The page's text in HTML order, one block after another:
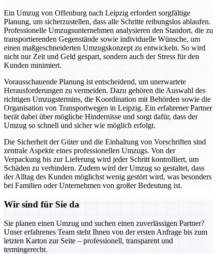
Ein Umzug von Offenburg nach Leipzig erfordert sorgfältige
Planung, um sicherzustellen, dass alle Schritte reibungslos ablaufen.
Professionelle Umzugsunternehmen analysieren den Standort, die zu
transportierenden Gegenstände sowie individuelle Wünsche, um
einen maßgeschneiderten Umzugskonzept zu entwickeln. So wird
nicht nur Zeit und Geld gespart, sondern auch der Stress für den
Kunden minimiert.
Vorausschauende Planung ist entscheidend, um unerwartete
Herausforderungen zu vermeiden. Dazu gehören die Auswahl des
richtigen Umzugstermins, die Koordination mit Behörden sowie die
Organisation von Transportwegen in Leipzig. Ein erfahrener Partner
berät dabei über mögliche Hindernisse und sorgt dafür, dass der
Umzug so schnell und sicher wie möglich erfolgt.
Die Sicherheit der Güter und die Einhaltung von Vorschriften sind
zentrale Aspekte eines professionellen Umzugs. Von der
Verpackung bis zur Lieferung wird jeder Schritt kontrolliert, um
Schäden zu verhindern. Zudem wird der Umzug so gestaltet, dass
der Alltag des Kunden möglichst wenig gestört wird, was besonders
bei Familien oder Unternehmen von großer Bedeutung ist.
Wir sind für Sie da
Sie planen einen Umzug und suchen einen zuverlässigen Partner?
Unser erfahrenes Team steht Ihnen von der ersten Anfrage bis zum
letzten Karton zur Seite – professionell, transparent und
termingerecht.